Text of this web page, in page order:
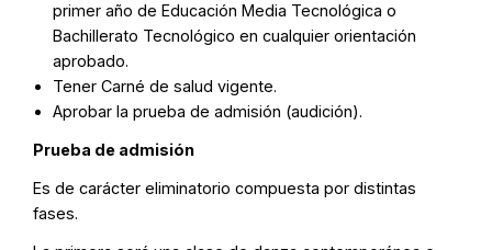
primer año de Educación Media Tecnológica o
Bachillerato Tecnológico en cualquier orientación
aprobado.
Tener Carné de salud vigente.
Aprobar la prueba de admisión (audición).
Prueba de admisión
Es de carácter eliminatorio compuesta por distintas
fases.